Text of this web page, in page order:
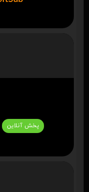
پخش آنلاین